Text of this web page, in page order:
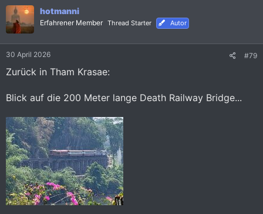
t
i
o
n
hotmanni
Erfahrener Member Thread Starter Autor
30 April 2026 #79
Zurück in Tham Krasae:
Blick auf die 200 Meter lange Death Railway Bridge...